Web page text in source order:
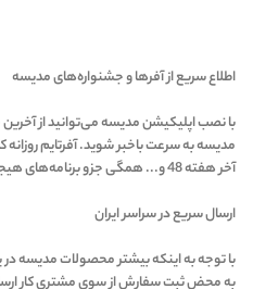
اطلاع سریع از آفرها و جشنواره‌های مدیسه
با نصب اپلیکیشن مدیسه می‌توانید از
مدیسه به سرعت با‌خبر شوید. آفرتایم روزانه
آخر هفته 48 و... همگی جزو برنامه‌های هیجان‌انگیز مدیسه هستند.
ارسال سریع در سراسر ایران
با توجه به اینکه بیشتر محصولات مدیسه
به محض ثبت سفارش از سوی مشتری کار ارسال